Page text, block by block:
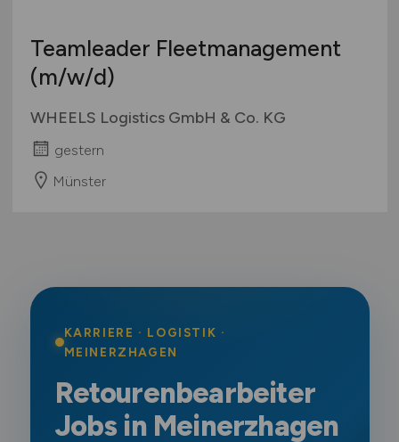
Teamleader Fleetmanagement
(m/w/d)
WHEELS Logistics GmbH & Co. KG
gestern
Münster
KARRIERE · LOGISTIK ·
MEINERZHAGEN
Retourenbearbeiter
Jobs in Meinerzhagen